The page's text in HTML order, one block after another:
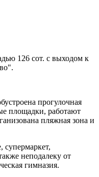
126 сот. с выходом к
прогулочная
площадки, работают
пляжная зона и
супермаркет,
неподалеку от
гимназия.